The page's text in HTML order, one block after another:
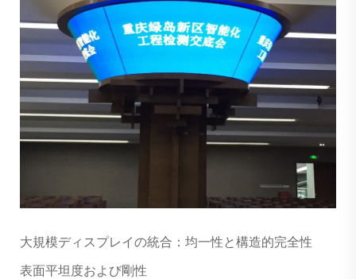
大規模ディスプレイの統合：均一性と構造的完全性
表面平坦度および剛性